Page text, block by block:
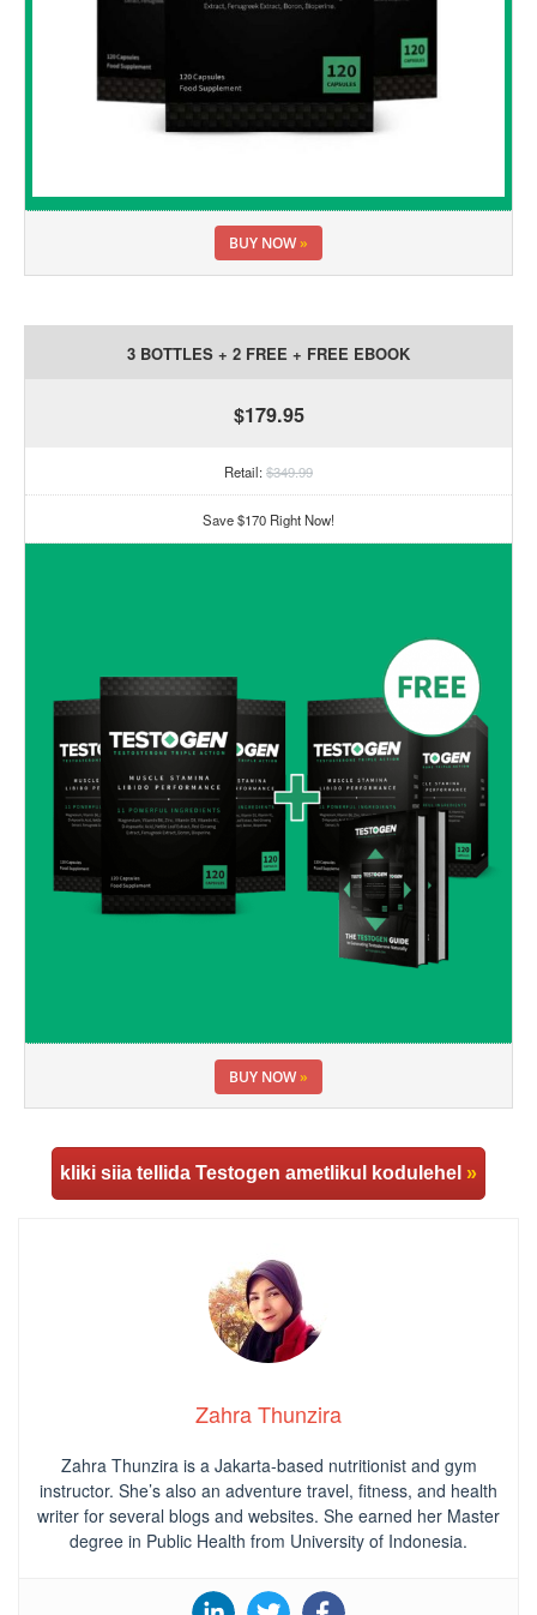
BUY NOW»
3 BOTTLES + 2 FREE + FREE EBOOK
$179.95
Retail:$349.99
Save $170 Right Now!
BUY NOW»
kliki siia tellida Testogen ametlikul kodulehel »
Zahra Thunzira
Zahra Thunzira is a Jakarta-based nutritionist and gym
instructor. She’s also an adventure travel, fitness, and health
writer for several blogs and websites. She earned her Master
degree in Public Health from University of Indonesia.